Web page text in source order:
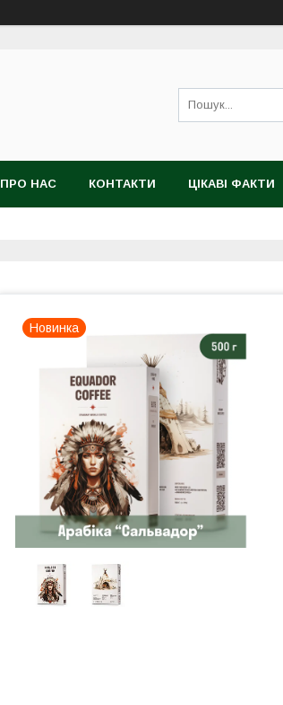
ПРО НАС КОНТАКТИ ЦІКАВІ ФАКТИ
Новинка